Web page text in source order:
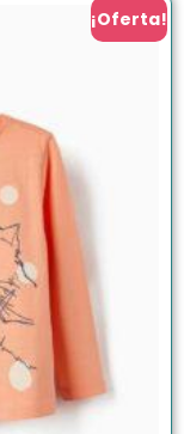
¡Oferta!